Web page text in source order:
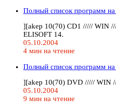
Полный список программ на
][akep 10(70) CD1 ///// WIN
ELISOFT 14.
05.10.2004
4 мин на чтение
Полный список программ
][akep 10(70) DVD ///// WIN
05.10.2004
9 мин на чтение